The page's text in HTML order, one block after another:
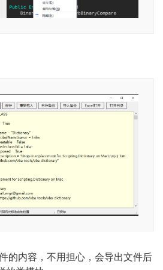
的内容，不用担心，会导出文件后